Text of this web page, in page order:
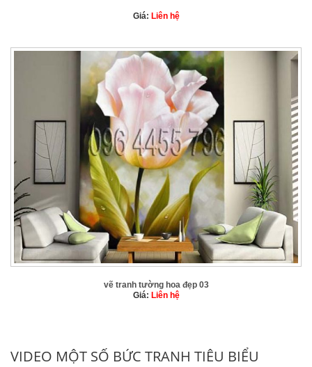
Giá: Liên hệ
vẽ tranh tường hoa đẹp 03
Giá: Liên hệ
VIDEO MỘT SỐ BỨC TRANH TIÊU BIỂU